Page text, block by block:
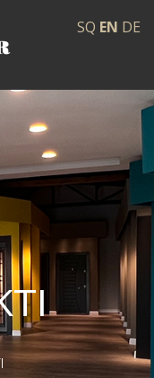
SQ EN DE